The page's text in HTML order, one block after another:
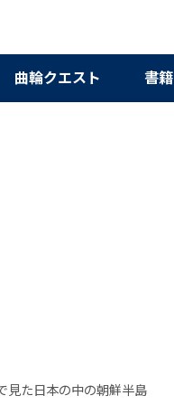
曲輪クエスト 書籍
見た日本の中の朝鮮半島